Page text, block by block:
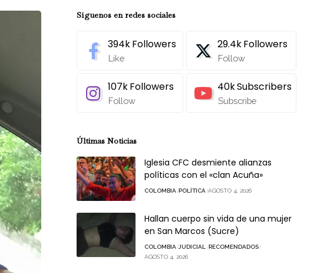
Síguenos en redes sociales
394kFollowers
Like
29.4kFollowers
Follow
107kFollowers
Follow
40kSubscribers
Subscribe
Últimas Noticias
Iglesia CFC desmiente alianzas
políticas con el «clan Acuña»
COLOMBIA POLÍTICA AGOSTO 4, 2026
Hallan cuerpo sin vida de una mujer
en San Marcos (Sucre)
COLOMBIA JUDICIAL
RECOMENDADOS
AGOSTO 4, 2026